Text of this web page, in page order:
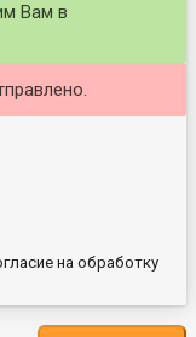
Вам в
на обработку